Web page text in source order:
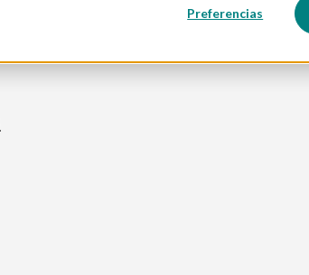
Preferencias